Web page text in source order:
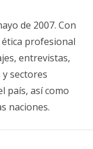
de 2007. Con
profesional
entrevistas,
sectores
país, así como
naciones.